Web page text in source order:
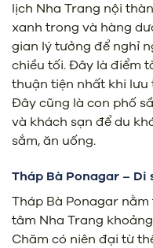
lịch Nha Trang nội
xanh trong và hàng
gian lý tưởng để nghỉ
chiều tối. Đây là điểm
thuận tiện nhất khi
Đây cũng là con phố
và khách sạn để du
sắm, ăn uống.
Tháp Bà Ponagar – Di
Tháp Bà Ponagar
tâm Nha Trang
Chăm có niên đại từ